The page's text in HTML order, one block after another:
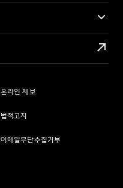
온라인 제보
법적고지
이메일무단수집거부